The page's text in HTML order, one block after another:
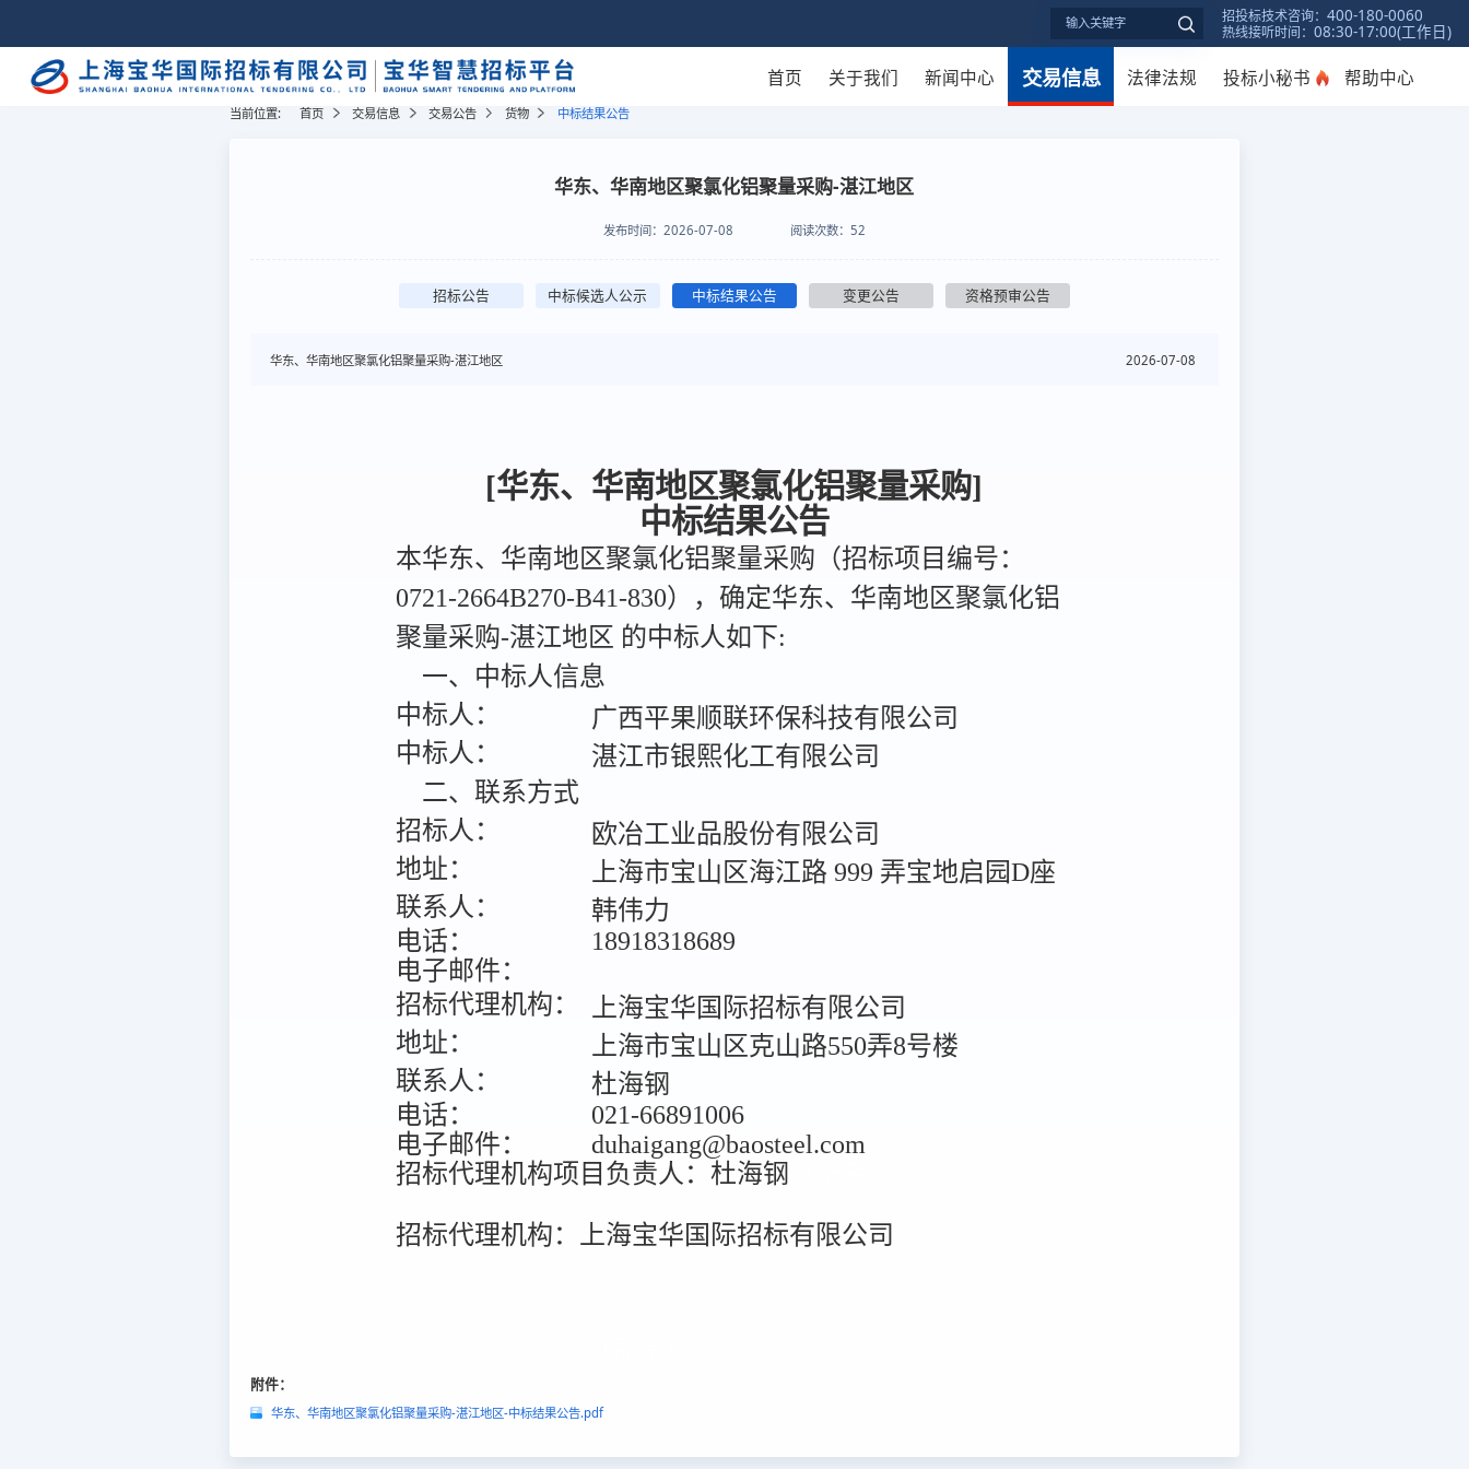
招投标技术咨询：400-180-0060
热线接听时间：08:30-17:00(工作日)
首页 关于我们 新闻中心 交易信息 法律法规 投标小秘书 帮助中心
当前位置: 首页 交易信息 交易公告 货物 中标结果公告
华东、华南地区聚氯化铝聚量采购-湛江地区
发布时间： 2026-07-08 阅读次数： 52
招标公告 中标候选人公示 中标结果公告 变更公告 资格预审公告
2026-07-08
华东、华南地区聚氯化铝聚量采购-湛江地区
[华东、华南地区聚氯化铝聚量采购]
中标结果公告
本华东、华南地区聚氯化铝聚量采购（招标项目编号：
0721-2664B270-B41-830），确定华东、华南地区聚氯化铝
聚量采购-湛江地区 的中标人如下:
一、中标人信息
中标人：
广西平果顺联环保科技有限公司
中标人：
湛江市银熙化工有限公司
二、联系方式
招标人：
欧冶工业品股份有限公司
地址：
上海市宝山区海江路 999 弄宝地启园D座
联系人：
韩伟力
电话：
18918318689
电子邮件：
招标代理机构：
上海宝华国际招标有限公司
地址：
上海市宝山区克山路550弄8号楼
联系人：
杜海钢
电话：
021-66891006
电子邮件：
duhaigang@baosteel.com
招标代理机构项目负责人：杜海钢
招标代理机构：上海宝华国际招标有限公司
附件：
华东、华南地区聚氯化铝聚量采购-湛江地区-中标结果公告.pdf